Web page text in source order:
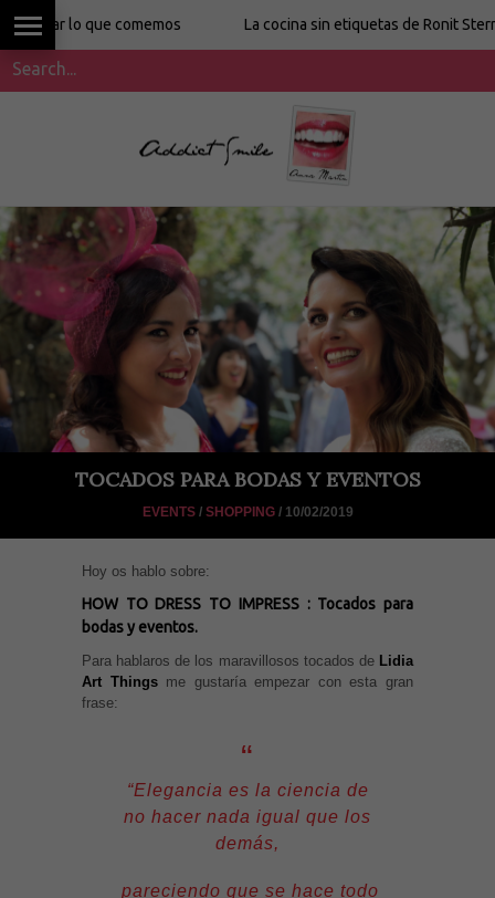
que comemos La cocina sin etiquetas de Ronit Stern en
TOCADOS PARA BODAS Y EVENTOS
EVENTS/ SHOPPING/ 10/02/2019
Hoy os hablo sobre:
HOW TO DRESS TO IMPRESS : Tocados para
bodas y eventos.
Para hablaros de los maravillosos tocados de Lidia
Art Things me gustaría empezar con esta gran
frase:
“Elegancia es la ciencia de
no hacer nada igual que los
demás,
pareciendo que se hace todo